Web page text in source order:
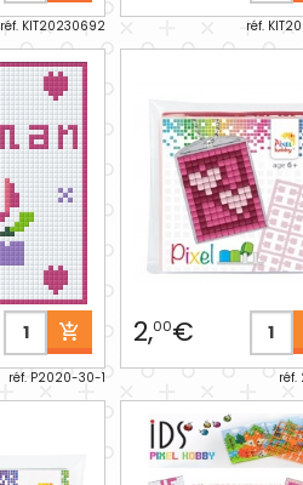
réf. KIT20230692 réf.
réf. P2020-30-1
2,00€
réf.